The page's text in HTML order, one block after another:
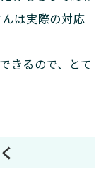
は実際の対応
きるので、とて